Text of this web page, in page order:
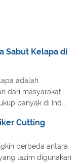
Sabut Kelapa di
adalah
dari masyarakat
banyak di Ind...
Cutting
berbeda antara
lazim digunakan